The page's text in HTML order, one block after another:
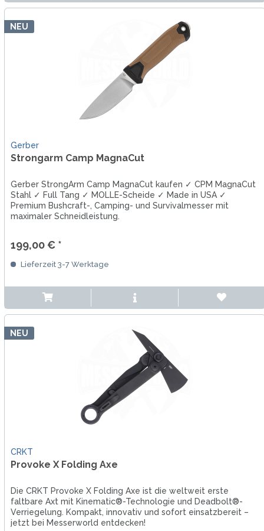
NEU
Gerber
Strongarm Camp MagnaCut
Gerber StrongArm Camp MagnaCut kaufen ✓ CPM MagnaCut
Stahl ✓ Full Tang ✓ MOLLE-Scheide ✓ Made in USA ✓
Premium Bushcraft-, Camping- und Survivalmesser mit
maximaler Schneidleistung.
199,00 € *
Lieferzeit 3-7 Werktage
NEU
CRKT
Provoke X Folding Axe
Die CRKT Provoke X Folding Axe ist die weltweit erste
faltbare Axt mit Kinematic®-Technologie und Deadbolt®-
Verriegelung. Kompakt, innovativ und sofort einsatzbereit –
jetzt bei Messerworld entdecken!